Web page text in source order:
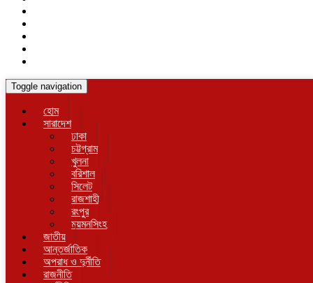
Toggle navigation
হোম
সারাদেশ
ঢাকা
চট্টগ্রাম
খুলনা
বরিশাল
সিলেট
রাজশাহী
রংপুর
ময়মনসিংহ
জাতীয়
আন্তর্জাতিক
অপরাধ ও দুর্নীতি
রাজনীতি